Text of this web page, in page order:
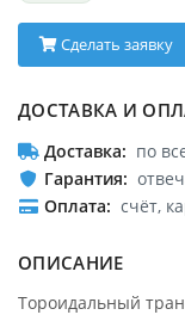
Сделать заявку
ДОСТАВКА И
Доставка
по
Гарантия
Оплата
счёт,
ОПИСАНИЕ
Тороидальный